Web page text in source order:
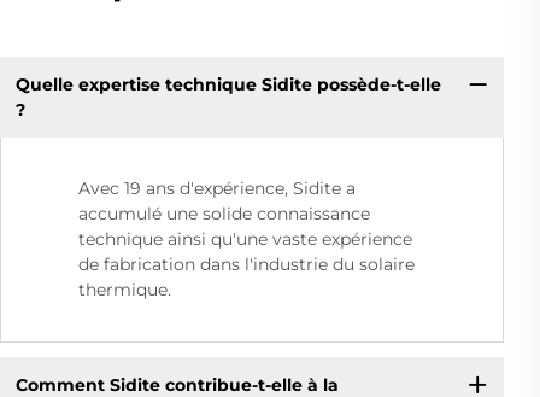
Quelle expertise technique Sidite possède-t-elle
?
Avec 19 ans d'expérience, Sidite a
accumulé une solide connaissance
technique ainsi qu'une vaste expérience
de fabrication dans l'industrie du solaire
thermique.
Comment Sidite contribue-t-elle à la